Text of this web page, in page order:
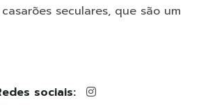
seculares, que são um
sociais: